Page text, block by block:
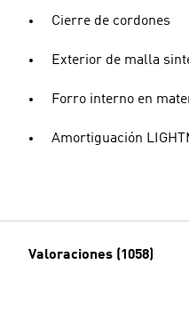
Cierre de cordones
Exterior de malla
Forro interno en
Amortiguación
Valoraciones (1058)